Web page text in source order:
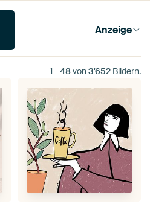
Anzeige
1 - 48von3'652 Bildern.